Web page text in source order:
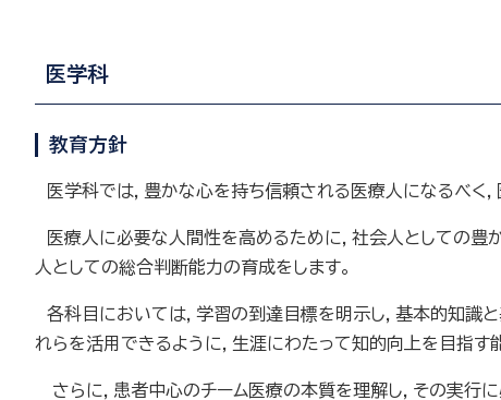
医学科
教育方針
医学科では，豊かな心を持ち信頼される医療人になるべく
医療人に必要な人間性を高めるために，社会人としての
人としての総合判断能力の育成をします。
各科目においては，学習の到達目標を明示し，基本的知識
れらを活用できるように，生涯にわたって知的向上を目指す
さらに，患者中心のチーム医療の本質を理解し，その実行